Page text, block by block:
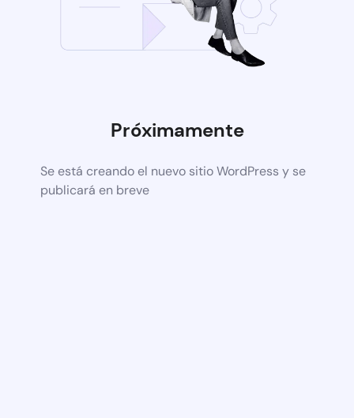
Próximamente
Se está creando el nuevo sitio WordPress y se
publicará en breve